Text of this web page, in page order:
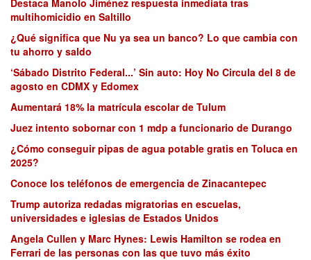
multihomicidio en Saltillo
¿Qué significa que Nu ya sea un banco? Lo que cambia con
tu ahorro y saldo
‘Sábado Distrito Federal...’ Sin auto: Hoy No Circula del 8 de
agosto en CDMX y Edomex
Aumentará 18% la matrícula escolar de Tulum
Juez intento sobornar con 1 mdp a funcionario de Durango
¿Cómo conseguir pipas de agua potable gratis en Toluca en
2025?
Conoce los teléfonos de emergencia de Zinacantepec
Trump autoriza redadas migratorias en escuelas,
universidades e iglesias de Estados Unidos
Angela Cullen y Marc Hynes: Lewis Hamilton se rodea en
Ferrari de las personas con las que tuvo más éxito